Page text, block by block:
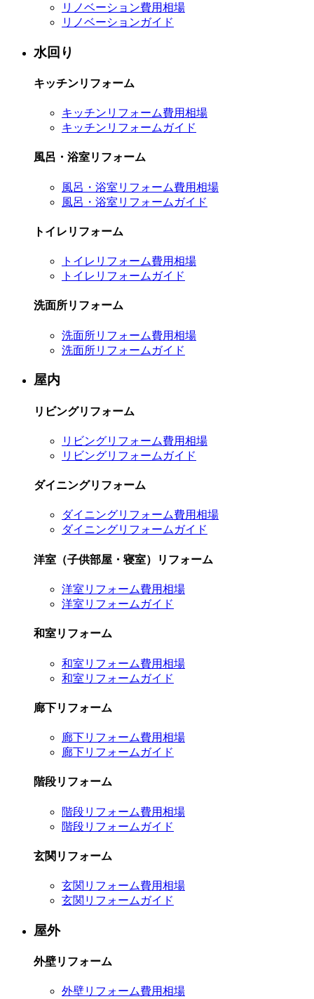
リノベーション費用相場
リノベーションガイド
水回り
キッチンリフォーム
キッチンリフォーム費用相場
キッチンリフォームガイド
風呂・浴室リフォーム
風呂・浴室リフォーム費用相場
風呂・浴室リフォームガイド
トイレリフォーム
トイレリフォーム費用相場
トイレリフォームガイド
洗面所リフォーム
洗面所リフォーム費用相場
洗面所リフォームガイド
屋内
リビングリフォーム
リビングリフォーム費用相場
リビングリフォームガイド
ダイニングリフォーム
ダイニングリフォーム費用相場
ダイニングリフォームガイド
洋室（子供部屋・寝室）リフォーム
洋室リフォーム費用相場
洋室リフォームガイド
和室リフォーム
和室リフォーム費用相場
和室リフォームガイド
廊下リフォーム
廊下リフォーム費用相場
廊下リフォームガイド
階段リフォーム
階段リフォーム費用相場
階段リフォームガイド
玄関リフォーム
玄関リフォーム費用相場
玄関リフォームガイド
屋外
外壁リフォーム
外壁リフォーム費用相場